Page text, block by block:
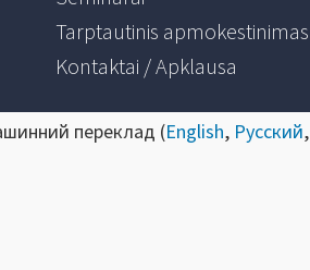
Tarptautinis apmokestinimas
Kontaktai / Apklausa
переклад (English, Русский,